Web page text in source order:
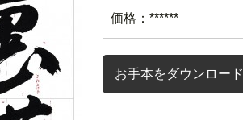
価格：******
お手本をダウンロード